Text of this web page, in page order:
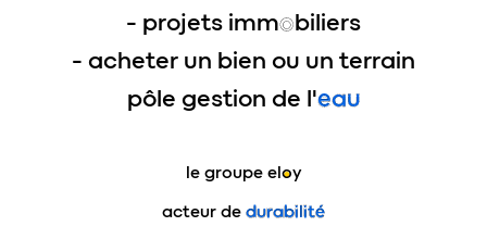
- projets immobiliers
- acheter un bien ou un terrain
pôle gestion de l'eau
le groupe eloy
acteur de durabilité